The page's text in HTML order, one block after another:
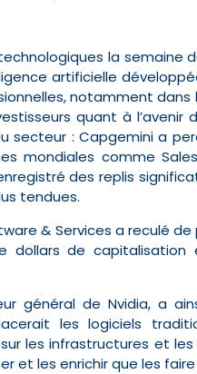
la semaine
artificielle
notamment dans
quant à l’avenir
secteur : Capgemini a
mondiales comme
des replis
tendues.
& Services a reculé
de capitalisation
général de Nvidia, a
les logiciels
les infrastructures et
et les enrichir que les